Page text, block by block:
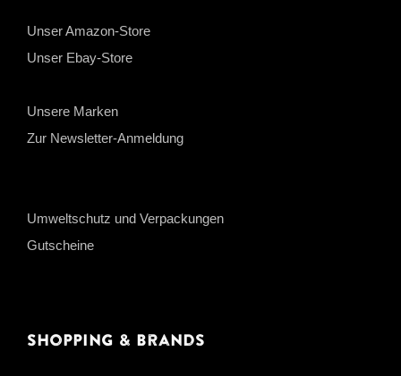
Unser Amazon-Store
Unser Ebay-Store
Unsere Marken
Zur Newsletter-Anmeldung
Umweltschutz und Verpackungen
Gutscheine
Shopping & Brands